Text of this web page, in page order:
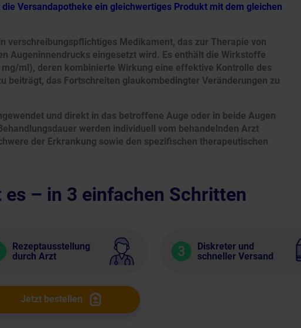
Versandapotheke ein gleichwertiges Produkt mit dem gleichen
verschreibungspflichtiges Medikament, das zur Therapie von
Augeninnendrucks eingesetzt wird. Es enthält die Wirkstoffe
ml), deren kombinierte Wirkung eine effektive Kontrolle des
beiträgt, das Fortschreiten glaukombedingter Veränderungen zu
und direkt in das betroffene Auge oder in beide Augen
werden individuell vom behandelnden Arzt
der Erkrankung sowie den spezifischen therapeutischen
– in 3 einfachen Schritten
Rezeptausstellung
durch Arzt
3
Diskreter und
schneller Versand
Jetzt bestellen